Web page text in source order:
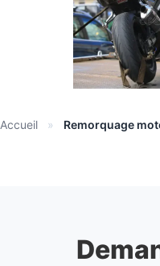
Accueil » Remorquage